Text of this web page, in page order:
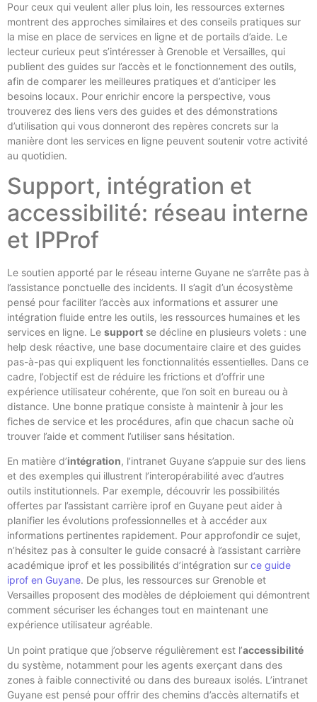
Pour ceux qui veulent aller plus loin, les ressources externes
montrent des approches similaires et des conseils pratiques sur
la mise en place de services en ligne et de portails d’aide. Le
lecteur curieux peut s’intéresser à Grenoble et Versailles, qui
publient des guides sur l’accès et le fonctionnement des outils,
afin de comparer les meilleures pratiques et d’anticiper les
besoins locaux. Pour enrichir encore la perspective, vous
trouverez des liens vers des guides et des démonstrations
d’utilisation qui vous donneront des repères concrets sur la
manière dont les services en ligne peuvent soutenir votre activité
au quotidien.
Support, intégration et
accessibilité: réseau interne
et IPProf
Le soutien apporté par le réseau interne Guyane ne s’arrête pas à
l’assistance ponctuelle des incidents. Il s’agit d’un écosystème
pensé pour faciliter l’accès aux informations et assurer une
intégration fluide entre les outils, les ressources humaines et les
services en ligne. Le support se décline en plusieurs volets : une
help desk réactive, une base documentaire claire et des guides
pas-à-pas qui expliquent les fonctionnalités essentielles. Dans ce
cadre, l’objectif est de réduire les frictions et d’offrir une
expérience utilisateur cohérente, que l’on soit en bureau ou à
distance. Une bonne pratique consiste à maintenir à jour les
fiches de service et les procédures, afin que chacun sache où
trouver l’aide et comment l’utiliser sans hésitation.
En matière d’intégration, l’intranet Guyane s’appuie sur des liens
et des exemples qui illustrent l’interopérabilité avec d’autres
outils institutionnels. Par exemple, découvrir les possibilités
offertes par l’assistant carrière iprof en Guyane peut aider à
planifier les évolutions professionnelles et à accéder aux
informations pertinentes rapidement. Pour approfondir ce sujet,
n’hésitez pas à consulter le guide consacré à l’assistant carrière
académique iprof et les possibilités d’intégration sur ce guide
iprof en Guyane. De plus, les ressources sur Grenoble et
Versailles proposent des modèles de déploiement qui démontrent
comment sécuriser les échanges tout en maintenant une
expérience utilisateur agréable.
Un point pratique que j’observe régulièrement est l’accessibilité
du système, notamment pour les agents exerçant dans des
zones à faible connectivité ou dans des bureaux isolés. L’intranet
Guyane est pensé pour offrir des chemins d’accès alternatifs et